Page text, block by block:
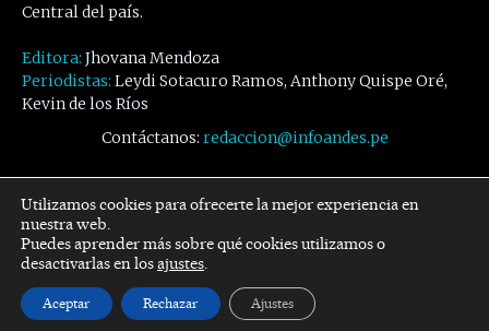
Central del país.
Editora: Jhovana Mendoza
Periodistas: Leydi Sotacuro Ramos, Anthony Quispe Oré,
Kevin de los Ríos
Contáctanos: redaccion@infoandes.pe
Síguenos
Facebook Twitter Youtube
Utilizamos cookies para ofrecerte la mejor experiencia en
nuestra web.
Puedes aprender más sobre qué cookies utilizamos o
desactivarlas en losajustes.
Aceptar Rechazar Ajustes